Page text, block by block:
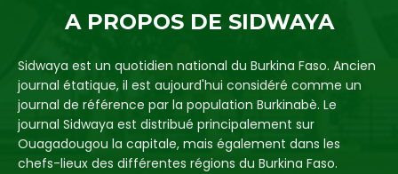
A PROPOS DE SIDWAYA
Sidwaya est un quotidien national du Burkina Faso. Ancien
journal étatique, il est aujourd'hui considéré comme un
journal de référence par la population Burkinabè. Le
journal Sidwaya est distribué principalement sur
Ouagadougou la capitale, mais également dans les
chefs-lieux des différentes régions du Burkina Faso.